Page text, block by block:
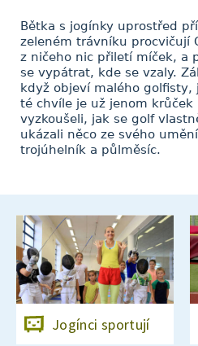
Bětka s jogínky uprostřed
zeleném trávníku procvičují
z ničeho nic přiletí míček, a
se vypátrat, kde se vzaly.
když objeví malého golfisty,
té chvíle je už jenom
vyzkoušeli, jak se golf
ukázali něco ze svého
trojúhelník a půlměsíc.
Jogínci sportují